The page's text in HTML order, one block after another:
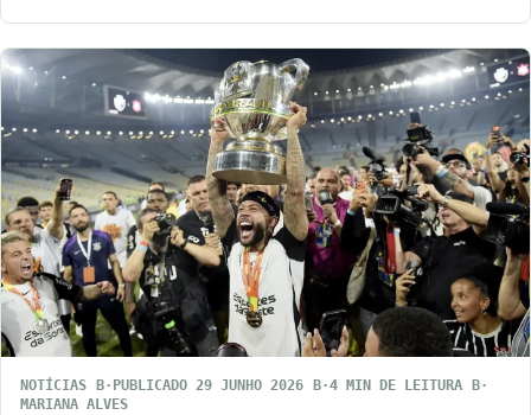
NOTÍCIAS PUBLICADO 29 JUNHO 2026
4 MIN DE LEITURA
MARIANA ALVES